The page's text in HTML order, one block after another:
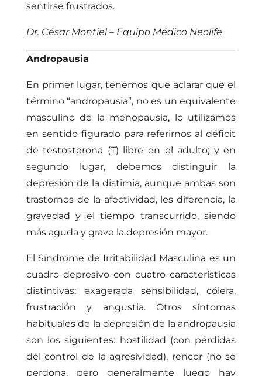
sentirse frustrados.
Dr. César Montiel– Equipo Médico Neolife
Andropausia
En primer lugar, tenemos que aclarar que el
término “andropausia”, no es un equivalente
masculino de la menopausia, lo utilizamos
en sentido figurado para referirnos al déficit
de testosterona (T) libre en el adulto; y en
segundo lugar, debemos distinguir la
depresión de la distimia, aunque ambas son
trastornos de la afectividad, les diferencia, la
gravedad y el tiempo transcurrido, siendo
más aguda y grave la depresión mayor.
El Síndrome de Irritabilidad Masculina es un
cuadro depresivo con cuatro características
distintivas: exagerada sensibilidad, cólera,
frustración y angustia. Otros síntomas
habituales de la depresión de la andropausia
son los siguientes: hostilidad (con pérdidas
del control de la agresividad), rencor (no se
perdona, pero generalmente luego hay